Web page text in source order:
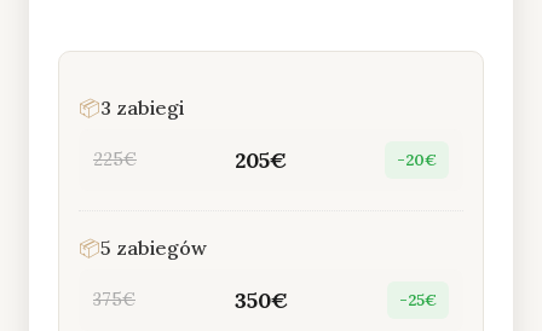
📦3 zabiegi
225€ 205€ -20€
📦5 zabiegów
375€ 350€ -25€